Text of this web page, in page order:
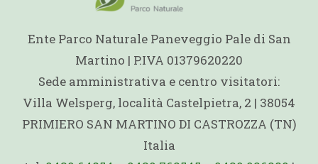
Ente Parco Naturale Paneveggio Pale di San
Martino | P.IVA 01379620220
Sede amministrativa e centro visitatori:
Villa Welsperg, località Castelpietra, 2 | 38054
PRIMIERO SAN MARTINO DI CASTROZZA (TN)
Italia